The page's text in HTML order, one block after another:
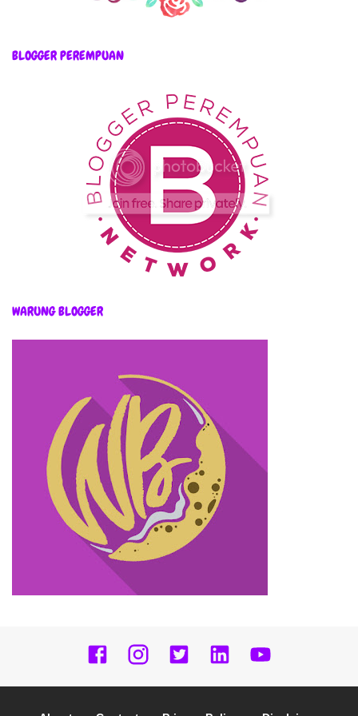
BLOGGER PEREMPUAN
WARUNG BLOGGER